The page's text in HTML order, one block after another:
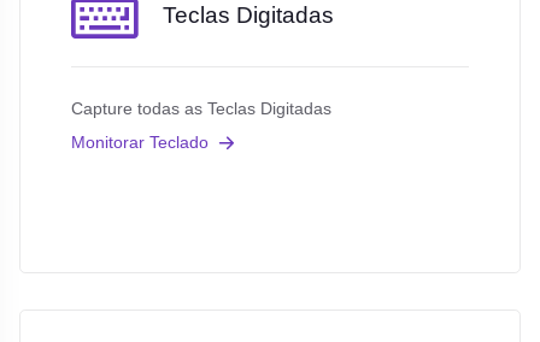
Teclas Digitadas
Capture todas as Teclas Digitadas
Monitorar Teclado